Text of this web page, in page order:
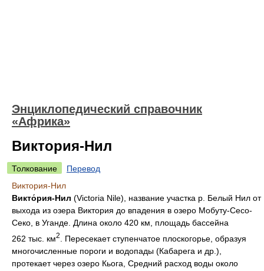
Энциклопедический справочник
«Африка»
Виктория-Нил
Толкование
Перевод
Виктория-Нил
Викто́рия-Нил (Victoria Nile), название участка р. Белый Нил от
выхода из озера Виктория до впадения в озеро Мобуту-Сесо-
Секо, в Уганде. Длина около 420 км, площадь бассейна
262 тыс. км2
. Пересекает ступенчатое плоскогорье, образуя
многочисленные пороги и водопады (Кабарега и др.),
протекает через озеро Кьога, Средний расход воды около